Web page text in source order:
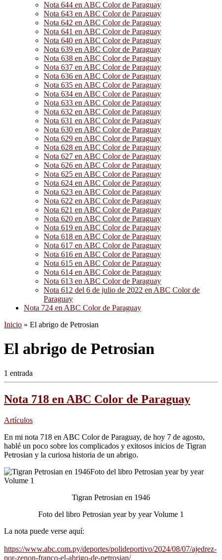
Nota 644 en ABC Color de Paraguay
Nota 643 en ABC Color de Paraguay
Nota 642 en ABC Color de Paraguay
Nota 641 en ABC Color de Paraguay
Nota 640 en ABC Color de Paraguay
Nota 639 en ABC Color de Paraguay
Nota 638 en ABC Color de Paraguay
Nota 637 en ABC Color de Paraguay
Nota 636 en ABC Color de Paraguay
Nota 635 en ABC Color de Paraguay
Nota 634 en ABC Color de Paraguay
Nota 633 en ABC Color de Paraguay
Nota 632 en ABC Color de Paraguay
Nota 631 en ABC Color de Paraguay
Nota 630 en ABC Color de Paraguay
Nota 629 en ABC Color de Paraguay
Nota 628 en ABC Color de Paraguay
Nota 627 en ABC Color de Paraguay
Nota 626 en ABC Color de Paraguay
Nota 625 en ABC Color de Paraguay
Nota 624 en ABC Color de Paraguay
Nota 623 en ABC Color de Paraguay
Nota 622 en ABC Color de Paraguay
Nota 621 en ABC Color de Paraguay
Nota 620 en ABC Color de Paraguay
Nota 619 en ABC Color de Paraguay
Nota 618 en ABC Color de Paraguay
Nota 617 en ABC Color de Paraguay
Nota 616 en ABC Color de Paraguay
Nota 615 en ABC Color de Paraguay
Nota 614 en ABC Color de Paraguay
Nota 613 en ABC Color de Paraguay
Nota 612 del 6 de julio de 2022 en ABC Color de
Paraguay
Nota 724 en ABC Color de Paraguay
Inicio » El abrigo de Petrosian
El abrigo de Petrosian
1 entrada
Nota 718 en ABC Color de Paraguay
Artículos
En mi nota 718 en ABC Color de Paraguay, de hoy 7 de agosto,
hablé un poco sobre los complicados y exitosos inicios de Tigran
Petrosian y la curiosa historia de un abrigo.
Tigran Petrosian en 1946
Foto del libro Petrosian year by year Volume 1
La nota puede verse aquí:
https://www.abc.com.py/deportes/polideportivo/2024/08/07/ajedrez-
por-zenon-franco-el-abrigo-de-petrosian/